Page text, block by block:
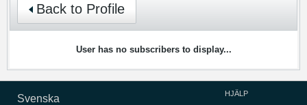
Back to Profile
User has no subscribers to display...
Svenska HJÄLP